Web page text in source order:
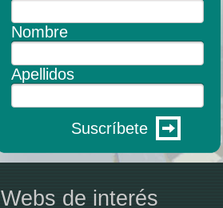
Nombre
Apellidos
Suscríbete
Webs de interés